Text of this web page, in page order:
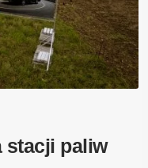
stacji paliw